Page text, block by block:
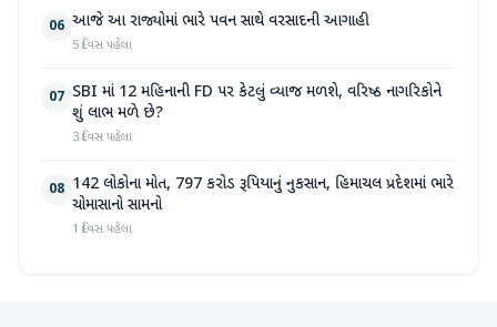
06 આજે આ રાજ્યોમાં ભારે પવન સાથે વરસાદની આગાહી
5 દિવસ પહેલા
07 SBI માં 12 મહિનાની FD પર કેટલું વ્યાજ મળશે, વરિષ્ઠ નાગરિકોને
શું લાભ મળે છે?
3 દિવસ પહેલા
08 142 લોકોના મોત, 797 કરોડ રૂપિયાનું નુકસાન, હિમાચલ પ્રદેશમાં ભારે
ચોમાસાનો સામનો
1 દિવસ પહેલા